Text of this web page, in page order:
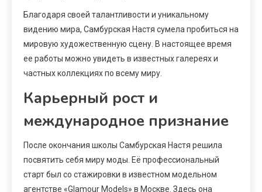
Благодаря своей талантливости и уникальному
видению мира, Самбурская Настя сумела пробиться на
мировую художественную сцену. В настоящее время
ее работы можно увидеть в известных галереях и
частных коллекциях по всему миру.
Карьерный рост и
международное признание
После окончания школы Самбурская Настя решила
посвятить себя миру моды. Её профессиональный
старт был со стажировки в известном модельном
агентстве «Glamour Models» в Москве. Здесь она